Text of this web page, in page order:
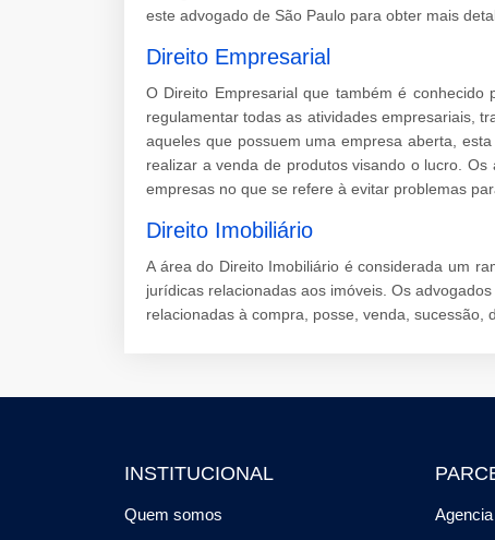
este advogado de São Paulo para obter mais
Direito Empresarial
O Direito Empresarial que também é
regulamentar todas as atividades empresariais,
aqueles que possuem uma empresa aberta,
realizar a venda de produtos visando o lucro.
empresas no que se refere à evitar problemas
Direito Imobiliário
A área do Direito Imobiliário é considerada um
jurídicas relacionadas aos imóveis. Os
relacionadas à compra, posse, venda, sucessão,
INSTITUCIONAL
Quem somos